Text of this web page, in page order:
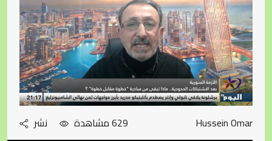
Hussein Omar 629 مشاهدة نشر